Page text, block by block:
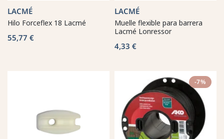
LACMÉ
Hilo Forceflex 18 Lacmé
55,77 €
LACMÉ
Muelle flexible para barrera
Lacmé Lonressor
4,33 €
-7%